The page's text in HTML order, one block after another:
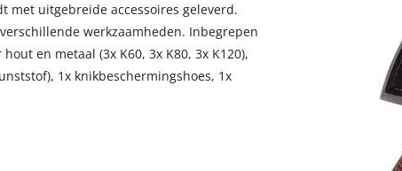
We hebben uw toestemming nodig om
de Google Maps dienst te laden!
This content is not permitted to load due
the site with their CMP to add this content
met uitgebreide accessoires geleverd.
werkzaamheden. Inbegrepen
en metaal (3x K60, 3x K80, 3x K120),
1x knikbeschermingshoes, 1x